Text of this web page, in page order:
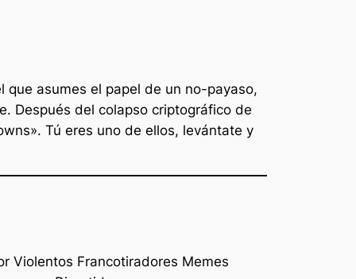
asumes el papel de un no-payaso,
Después del colapso criptográfico de
Tú eres uno de ellos, levántate y
Violentos Francotiradores Memes